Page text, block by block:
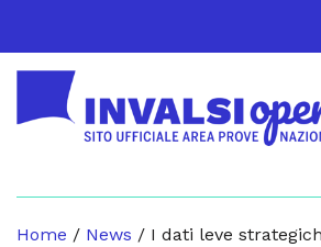
Home / News / I dati leve